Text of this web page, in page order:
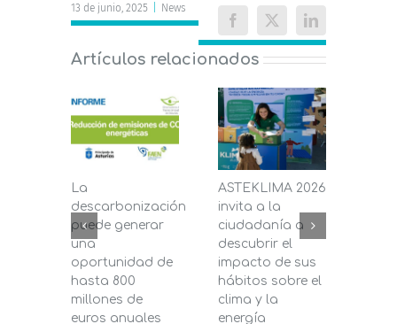
13 de junio, 2025 News
Facebook
X LinkedIn
Artículos relacionados
La
descarbonización
puede generar
una
oportunidad de
hasta 800
millones de
euros anuales
ASTEKLIMA 2026
invita a la
ciudadanía a
descubrir el
impacto de sus
hábitos sobre el
clima y la
energía